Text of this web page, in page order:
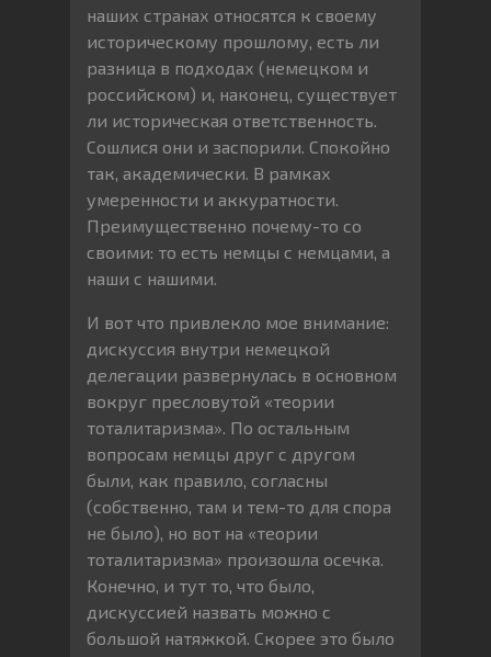
наших странах относятся к своему
историческому прошлому, есть ли
разница в подходах (немецком и
российском) и, наконец, существует
ли историческая ответственность.
Сошлися они и заспорили. Спокойно
так, академически. В рамках
умеренности и аккуратности.
Преимущественно почему-то со
своими: то есть немцы с немцами, а
наши с нашими.
И вот что привлекло мое внимание:
дискуссия внутри немецкой
делегации развернулась в основном
вокруг пресловутой «теории
тоталитаризма». По остальным
вопросам немцы друг с другом
были, как правило, согласны
(собственно, там и тем-то для спора
не было), но вот на «теории
тоталитаризма» произошла осечка.
Конечно, и тут то, что было,
дискуссией назвать можно с
большой натяжкой. Скорее это было